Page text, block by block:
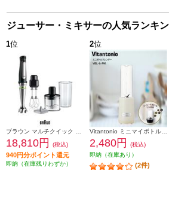
ジューサー・ミキサーの人気ランキ
1位
18,810円 (税込)
940円分ポイント還元
即納（在庫残りわずか）
2位
2,480円
(税込)
即納（在庫あり）
(2件)